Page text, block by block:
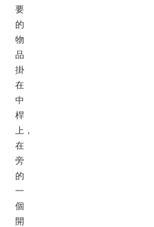
要
的
物
品
掛
在
中
桿
上，
在
旁
的
一
個
開